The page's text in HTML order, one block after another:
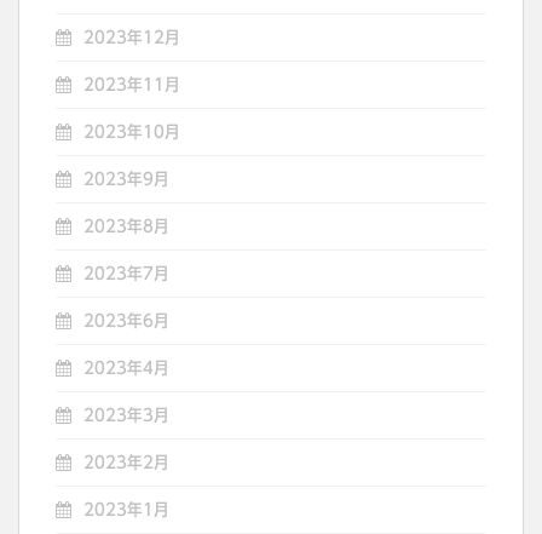
2023年12月
2023年11月
2023年10月
2023年9月
2023年8月
2023年7月
2023年6月
2023年4月
2023年3月
2023年2月
2023年1月